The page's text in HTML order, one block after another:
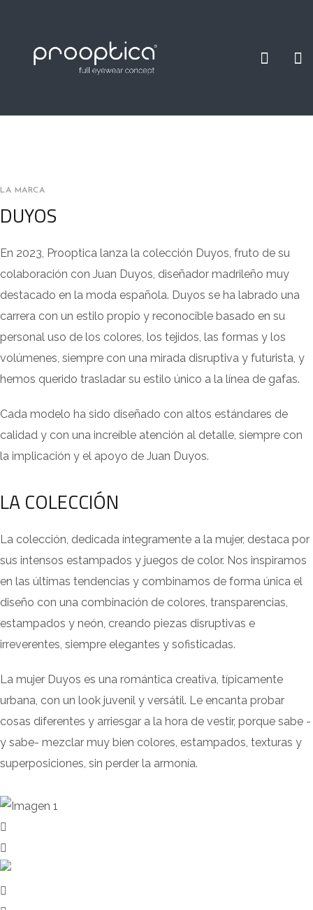
LA MARCA
DUYOS
En 2023, Prooptica lanza la colección Duyos, fruto de su
colaboración con Juan Duyos, diseñador madrileño muy
destacado en la moda española. Duyos se ha labrado una
carrera con un estilo propio y reconocible basado en su
personal uso de los colores, los tejidos, las formas y los
volúmenes, siempre con una mirada disruptiva y futurista, y
hemos querido trasladar su estilo único a la línea de gafas.
Cada modelo ha sido diseñado con altos estándares de
calidad y con una increíble atención al detalle, siempre con
la implicación y el apoyo de Juan Duyos.
LA COLECCIÓN
La colección, dedicada íntegramente a la mujer, destaca por
sus intensos estampados y juegos de color. Nos inspiramos
en las últimas tendencias y combinamos de forma única el
diseño con una combinación de colores, transparencias,
estampados y neón, creando piezas disruptivas e
irreverentes, siempre elegantes y sofisticadas.
La mujer Duyos es una romántica creativa, típicamente
urbana, con un look juvenil y versátil. Le encanta probar
cosas diferentes y arriesgar a la hora de vestir, porque sabe -
y sabe- mezclar muy bien colores, estampados, texturas y
superposiciones, sin perder la armonía.